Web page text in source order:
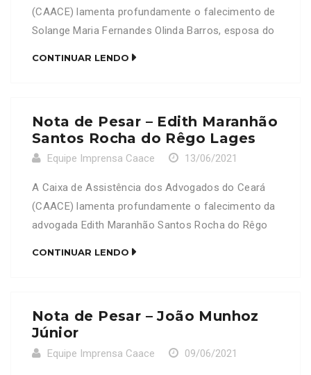
(CAACE) lamenta profundamente o falecimento de
Solange Maria Fernandes Olinda Barros, esposa do
CONTINUAR LENDO
Nota de Pesar – Edith Maranhão
Santos Rocha do Rêgo Lages
Equipe Imprensa Caace 13/06/2021
A Caixa de Assistência dos Advogados do Ceará
(CAACE) lamenta profundamente o falecimento da
advogada Edith Maranhão Santos Rocha do Rêgo
CONTINUAR LENDO
Nota de Pesar – João Munhoz
Júnior
Equipe Imprensa Caace 09/06/2021